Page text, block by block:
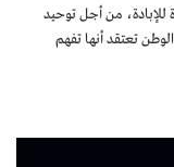
للإبادة، من أجل توحيد
تعتقد أنها تفهم